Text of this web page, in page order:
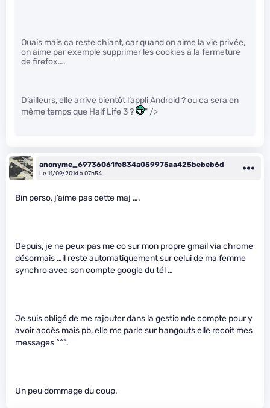
Ouais mais ca reste chiant, car quand on aime la vie privée,
on aime par exemple supprimer les cookies à la fermeture
de firefox….
D’ailleurs, elle arrive bientôt l’appli Android ? ou ca sera en
même temps que Half Life 3 ?
" />
anonyme_69736061fe834a059975aa425bebeb6d
Le 11/09/2014 à 07h54
Bin perso, j’aime pas cette maj ….
Depuis, je ne peux pas me co sur mon propre gmail via chrome
désormais …il reste automatiquement sur celui de ma femme
synchro avec son compte google du tél …
Je suis obligé de me rajouter dans la gestio nde compte pour y
avoir accès mais pb, elle me parle sur hangouts elle recoit mes
messages ^^“.
Un peu dommage du coup.